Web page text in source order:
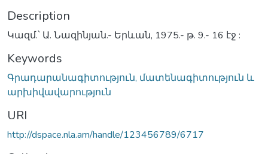
Description
Կազմ.՝ Ա. Նազինյան.- Երևան, 1975.- թ. 9.- 16 էջ :
Keywords
Գրադարանագիտություն, մատենագիտություն և
արխիվավարություն
URI
http://dspace.nla.am/handle/123456789/6717